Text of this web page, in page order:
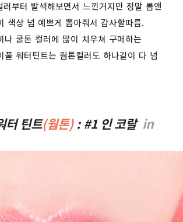
부터 발색해보면서 느낀거지만 정말 롬앤
색상 넘 예쁘게 뽑아줘서 감사할따름.
나 쿨톤 컬러에 많이 치우쳐 구매하는
풀 워터틴트는 웜톤컬러도 하나같이 다 넘
터 틴트(웜톤) : #1 인 코랄 in